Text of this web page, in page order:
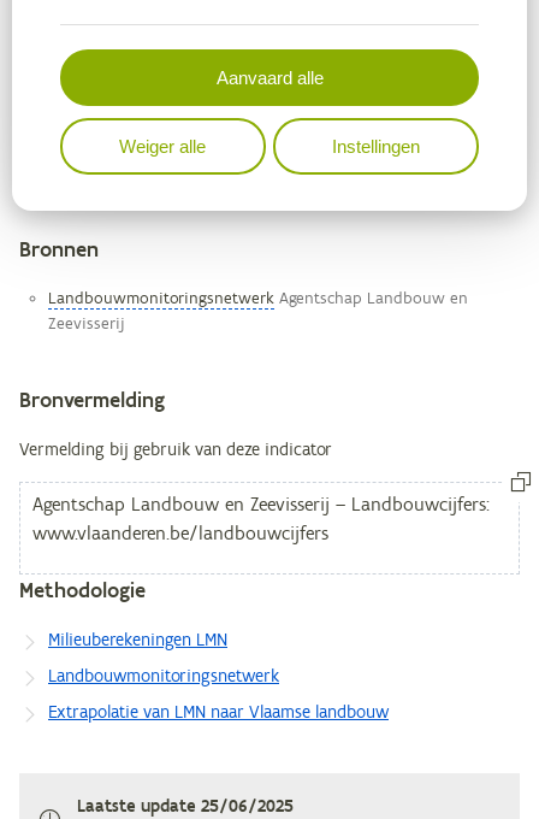
Download figuur (PNG) Download data
Metagegevens
Bronnen
Landbouwmonitoringsnetwerk Agentschap Landbouw en
Zeevisserij
Bronvermelding
Vermelding bij gebruik van deze indicator
Methodologie
Milieuberekeningen LMN
Landbouwmonitoringsnetwerk
Extrapolatie van LMN naar Vlaamse landbouw
Laatste update 25/06/2025
Aanvaard alle
Weiger alle Instellingen